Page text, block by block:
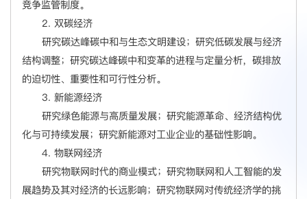
竞争监管制度。
2. 双碳经济
研究碳达峰碳中和与生态文明建设；研究低碳发展与经济
结构调整；研究碳达峰碳中和变革的进程与定量分析，碳排放
的迫切性、重要性和可行性分析。
3. 新能源经济
研究绿色能源与高质量发展；研究能源革命、经济结构优
化与可持续发展；研究新能源对工业企业的基础性影响。
4. 物联网经济
研究物联网时代的商业模式；研究物联网和人工智能的发
展趋势及其对经济的长远影响；研究物联网对传统经济学的挑